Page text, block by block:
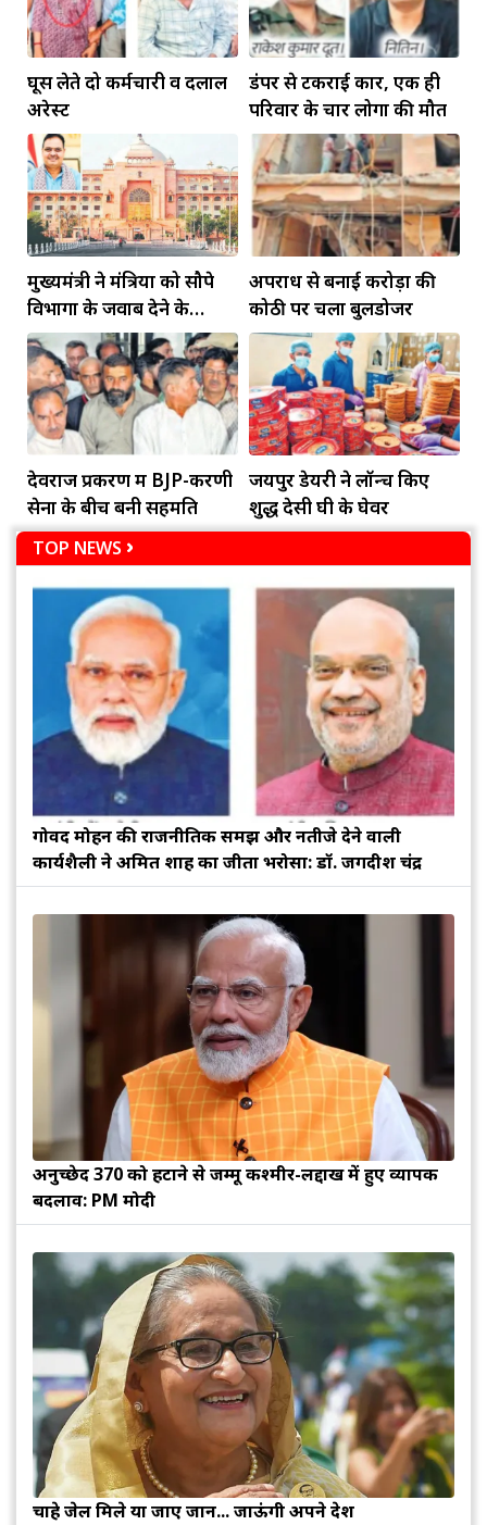
घूस लेते दो कर्मचारी व दलाल
अरेस्ट
डंपर से टकराई कार, एक ही
परिवार के चार लोगों की मौत
मुख्यमंत्री ने मंत्रियों को सौपे
विभागों के जवाब देने के
दायित्व
अपराध से बनाई करोड़ों की
कोठी पर चला बुलडोजर
देवराज प्रकरण में BJP-करणी
सेना के बीच बनी सहमति
जयपुर डेयरी ने लॉन्च किए
शुद्ध देसी घी के घेवर
TOP NEWS
गोविंद मोहन की राजनीतिक समझ और नतीजे देने वाली
कार्यशैली ने अमित शाह का जीता भरोसा: डॉ. जगदीश चंद्र
अनुच्छेद 370 को हटाने से जम्मू कश्मीर-लद्दाख में हुए व्यापक
बदलाव: PM मोदी
चाहे जेल मिले या जाए जान... जाऊंगी अपने देश